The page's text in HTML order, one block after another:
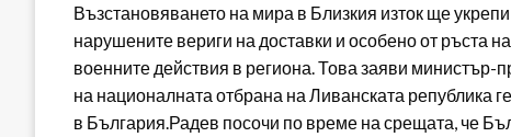
Възстановяването на мира в Близкия изток ще
нарушените вериги на доставки и особено от ръста
военните действия в региона. Това заяви
на националната отбрана на Ливанската
в България.Радев посочи по време на срещата, че